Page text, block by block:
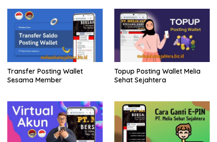
Transfer Posting Wallet
Sesama Member
Topup Posting Wallet Melia
Sehat Sejahtera